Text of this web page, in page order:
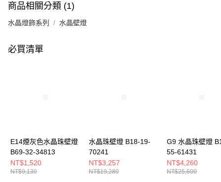
商品相關分類 (1)
水晶燈飾系列 水晶壁燈
必買清單
E14煙灰色水晶珠壁燈
B69-32-34813
NT$1,520
NT$9,130
水晶珠壁燈 B18-19-
70241
NT$3,257
NT$19,280
G9 水晶珠壁燈
55-61431
NT$4,260
NT$25,600